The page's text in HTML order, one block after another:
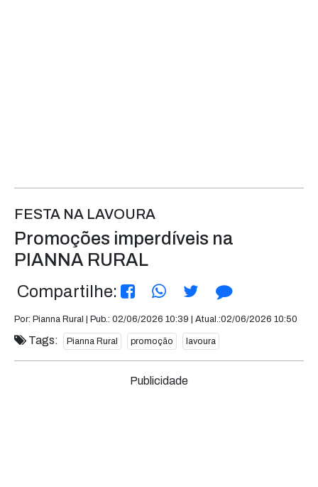
FESTA NA LAVOURA
Promoções imperdíveis na
PIANNA RURAL
Compartilhe:
Por: Pianna Rural | Pub.: 02/06/2026 10:39 | Atual.:02/06/2026 10:50
Tags: Pianna Rural promoção lavoura
Publicidade